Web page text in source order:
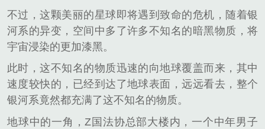
不过，这颗美丽的星球即将遇到致命的危机，随着银
河系的异变，空间中多了许多不知名的暗黑物质，将
宇宙浸染的更加漆黑。
此时，这不知名的物质迅速的向地球覆盖而来，其中
速度较快的，已经到达了地球表面，远远看去，整个
银河系竟然都充满了这不知名的物质。
地球中的一角，Z国法协总部大楼内，一个中年男子